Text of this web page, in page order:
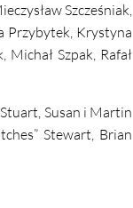
Szcześniak,
Przybytek, Krystyna
Szpak, Rafał
Susan i Martin
Stewart, Brian